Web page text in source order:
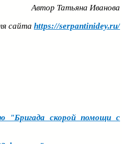
Автор Татьяна Иванова
сайта https://serpantinidey.ru/
"Бригада скорой помощи с